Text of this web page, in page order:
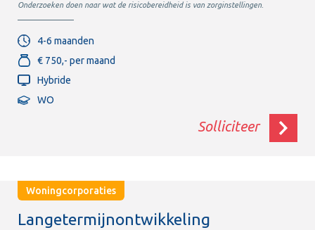
Onderzoeken doen naar wat de risicobereidheid is van zorginstellingen.
4-6 maanden
€ 750,- per maand
Hybride
WO
Solliciteer
Woningcorporaties
Langetermijnontwikkeling